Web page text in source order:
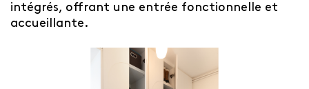
intégrés, offrant une entrée fonctionnelle et
accueillante.